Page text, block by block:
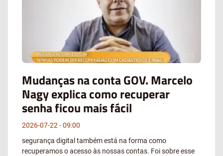
Mudanças na conta GOV. Marcelo
Nagy explica como recuperar
senha ficou mais fácil
2026-07-22
09:00
segurança digital também está na forma como
recuperamos o acesso às nossas contas. Foi sobre esse